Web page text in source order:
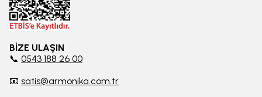
BİZE ULAŞIN
📞 0543 188 26 00
📧 satis@armonika.com.tr